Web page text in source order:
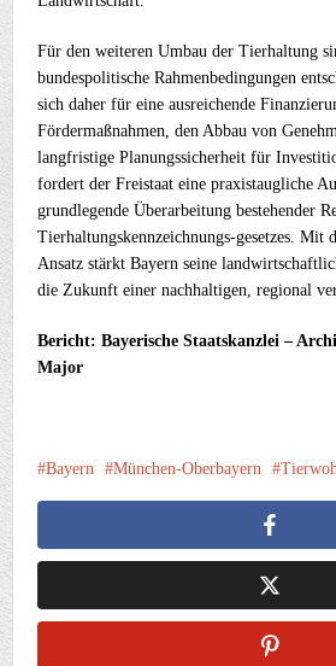
Für den weiteren Umbau der Tierhaltung
bundespolitische Rahmenbedingungen
sich daher für eine ausreichende
Fördermaßnahmen, den Abbau von
langfristige Planungssicherheit für
fordert der Freistaat eine praxistaugliche
grundlegende Überarbeitung bestehender
Tierhaltungskennzeichnungs-gesetzes. Mit
Ansatz stärkt Bayern seine
die Zukunft einer nachhaltigen, regional
Bericht: Bayerische Staatskanzlei –
Major
Bayern München-Oberbayern